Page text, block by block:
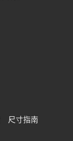
尺寸指南